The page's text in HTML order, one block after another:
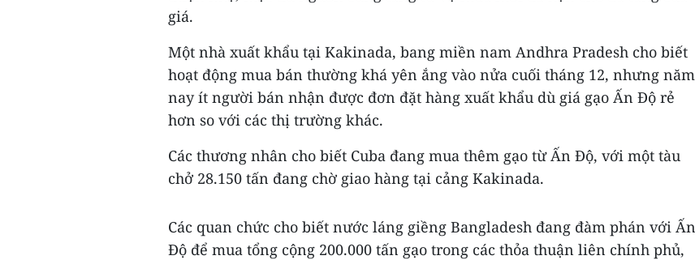
giá.
Một nhà xuất khẩu tại Kakinada, bang miền nam Andhra Pradesh cho biết
hoạt động mua bán thường khá yên ắng vào nửa cuối tháng 12, nhưng năm
nay ít người bán nhận được đơn đặt hàng xuất khẩu dù giá gạo Ấn Độ rẻ
hơn so với các thị trường khác.
Các thương nhân cho biết Cuba đang mua thêm gạo từ Ấn Độ, với một tàu
chở 28.150 tấn đang chờ giao hàng tại cảng Kakinada.
Các quan chức cho biết nước láng giềng Bangladesh đang đàm phán với Ấn
Độ để mua tổng cộng 200.000 tấn gạo trong các thỏa thuận liên chính phủ,